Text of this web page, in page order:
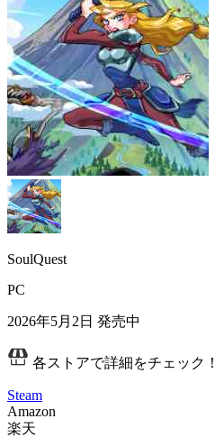
SoulQuest
PC
2026年5月2日 発売中
各ストアで詳細をチェック！
Steam
Amazon
楽天